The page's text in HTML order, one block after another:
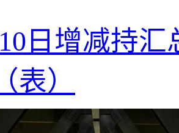
日增减持
表）